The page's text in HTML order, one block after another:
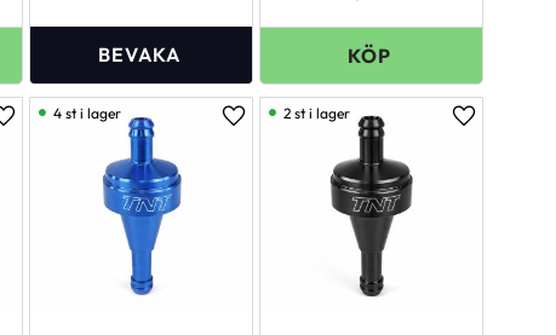
Lägg till i favoriter Lägg till i favoriter
4 st i lager
Lägg till i
2 st i lager